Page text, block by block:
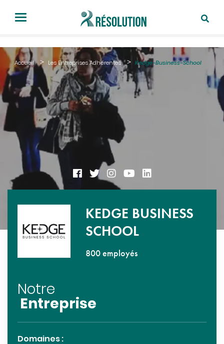
Accueil Les Entreprises Adhérentes Kedge-Business-School
KEDGE BUSINESS
SCHOOL
800 employés
Notre
Entreprise
Domaines :